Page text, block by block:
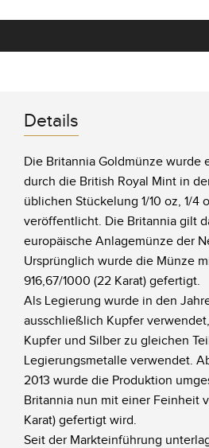
Details
Die Britannia Goldmünze wurde
durch die British Royal Mint in
üblichen Stückelung 1/10 oz, 1/4
veröffentlicht. Die Britannia gilt
europäische Anlagemünze der
Ursprünglich wurde die Münze
916,67/1000 (22 Karat) gefertigt.
Als Legierung wurde in den
ausschließlich Kupfer
Kupfer und Silber zu gleichen
Legierungsmetalle verwendet.
2013 wurde die Produktion
Britannia nun mit einer Feinheit
Karat) gefertigt wird.
Seit der Markteinführung